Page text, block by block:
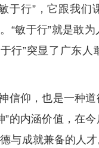
于行”，它跟我
“敏于行”就是敢
行”突显了广东
信仰，也是一种
的内涵价值，在
与成就兼备的人